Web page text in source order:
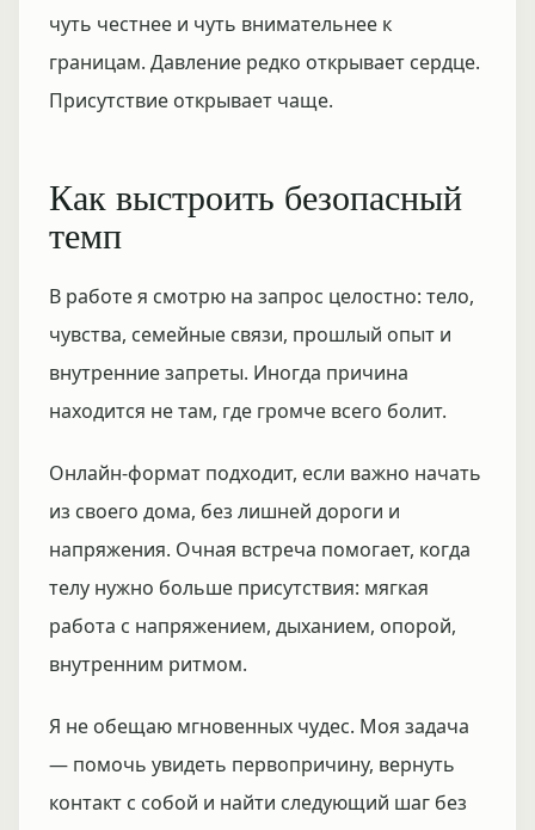
чуть честнее и чуть внимательнее к
границам. Давление редко открывает сердце.
Присутствие открывает чаще.
Как выстроить безопасный
темп
В работе я смотрю на запрос целостно: тело,
чувства, семейные связи, прошлый опыт и
внутренние запреты. Иногда причина
находится не там, где громче всего болит.
Онлайн-формат подходит, если важно начать
из своего дома, без лишней дороги и
напряжения. Очная встреча помогает, когда
телу нужно больше присутствия: мягкая
работа с напряжением, дыханием, опорой,
внутренним ритмом.
Я не обещаю мгновенных чудес. Моя задача
— помочь увидеть первопричину, вернуть
контакт с собой и найти следующий шаг без